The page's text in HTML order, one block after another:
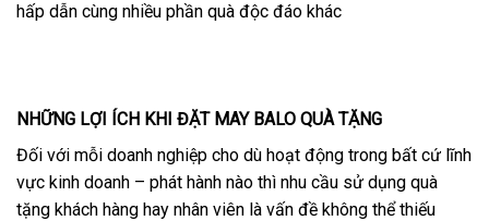
hấp dẫn cùng nhiều phần quà độc đáo khác
NHỮNG LỢI ÍCH KHI ĐẶT MAY BALO QUÀ TẶNG
Đối với mỗi doanh nghiệp cho dù hoạt động trong bất cứ lĩnh
vực kinh doanh – phát hành nào thì nhu cầu sử dụng quà
tặng khách hàng hay nhân viên là vấn đề không thể thiếu